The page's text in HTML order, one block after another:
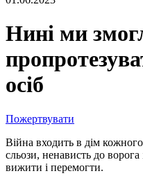
Нині ми
осіб
Пожертвувати
Війна входить в дім
сльози, ненависть до
вижити і перемогти.